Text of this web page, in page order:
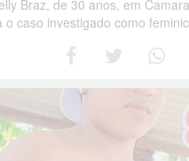
Braz, de 30 anos, em
o caso investigado como